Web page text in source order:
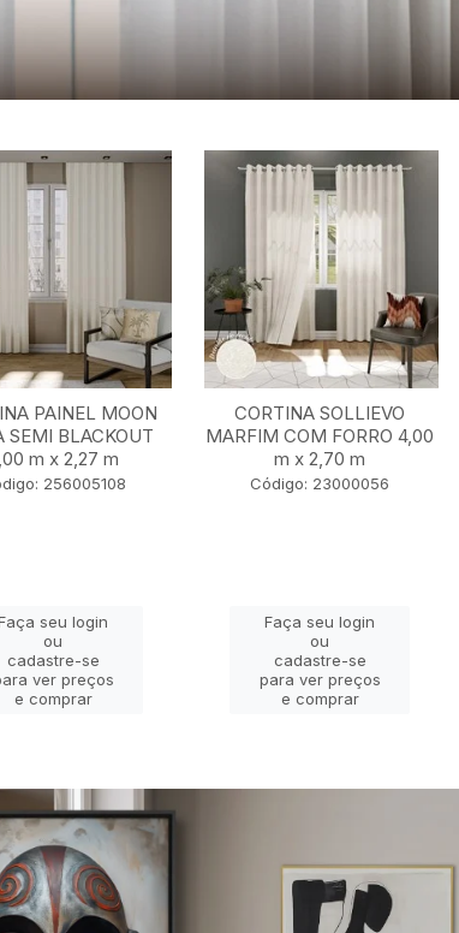
PAINEL MOON
SEMI BLACKOUT
m x 2,27 m
256005108
seu login
ou
cadastre-se
ver preços
e comprar
CORTINA SOLLIEVO
MARFIM COM FORRO 4,00
m x 2,70 m
Código: 23000056
Faça seu login
ou
cadastre-se
para ver preços
e comprar